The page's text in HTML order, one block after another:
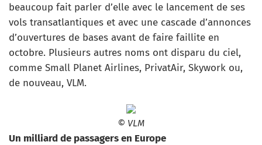
beaucoup fait parler d’elle avec le lancement de ses
vols transatlantiques et avec une cascade d’annonces
d’ouvertures de bases avant de faire faillite en
octobre. Plusieurs autres noms ont disparu du ciel,
comme Small Planet Airlines, PrivatAir, Skywork ou,
de nouveau, VLM.
© VLM
Un milliard de passagers en Europe